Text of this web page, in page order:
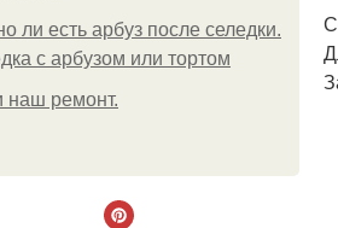
ли есть арбуз после селедки.
с арбузом или тортом
наш ремoнт.